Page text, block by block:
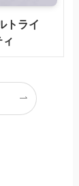
トライ